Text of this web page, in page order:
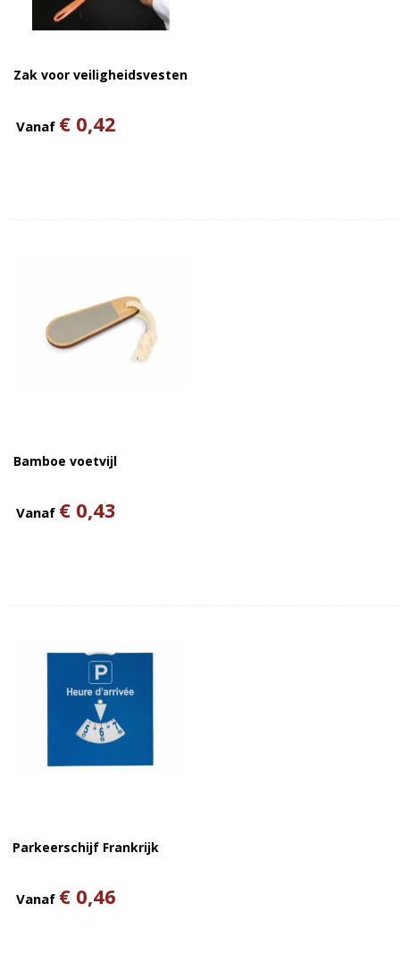
Zak voor veiligheidsvesten
Vanaf € 0,42
Bamboe voetvijl
Vanaf € 0,43
Parkeerschijf Frankrijk
Vanaf € 0,46